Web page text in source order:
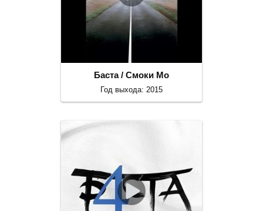
Баста / Смоки Мо
Год выхода: 2015